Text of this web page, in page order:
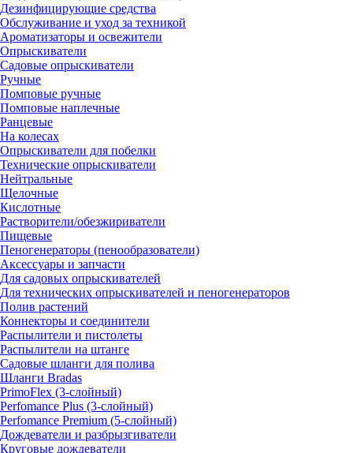
Дезинфицирующие средства
Обслуживание и уход за техникой
Ароматизаторы и освежители
Опрыскиватели
Садовые опрыскиватели
Ручные
Помповые ручные
Помповые наплечные
Ранцевые
На колесах
Опрыскиватели для побелки
Технические опрыскиватели
Нейтральные
Щелочные
Кислотные
Растворители/обезжириватели
Пищевые
Пеногенераторы (пенообразователи)
Аксессуары и запчасти
Для садовых опрыскивателей
Для технических опрыскивателей и пеногенераторов
Полив растений
Коннекторы и соединители
Распылители и пистолеты
Распылители на штанге
Садовые шланги для полива
Шланги Bradas
PrimoFlex (3-слойный)
Perfomance Plus (3-слойный)
Perfomance Premium (5-слойный)
Дождеватели и разбрызгиватели
Круговые дождеватели